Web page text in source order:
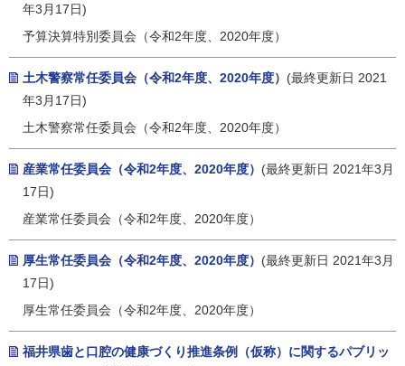
年3月17日)
予算決算特別委員会（令和2年度、2020年度）
土木警察常任委員会（令和2年度、2020年度） (最終更新日 2021
年3月17日)
土木警察常任委員会（令和2年度、2020年度）
産業常任委員会（令和2年度、2020年度） (最終更新日 2021年3月
17日)
産業常任委員会（令和2年度、2020年度）
厚生常任委員会（令和2年度、2020年度） (最終更新日 2021年3月
17日)
厚生常任委員会（令和2年度、2020年度）
福井県歯と口腔の健康づくり推進条例（仮称）に関するパブリッ